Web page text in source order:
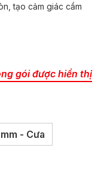
tạo cảm giác cầm
gói được hiển thị
- Cưa